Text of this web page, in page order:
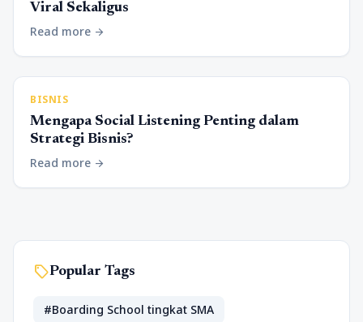
Viral Sekaligus
Read more arrow_forward
BISNIS
Mengapa Social Listening Penting dalam
Strategi Bisnis?
Read more arrow_forward
sellPopular Tags
#Boarding School tingkat SMA